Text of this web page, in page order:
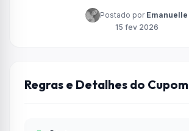
Postado por Emanuelle
15 fev 2026
Regras e Detalhes do Cupom